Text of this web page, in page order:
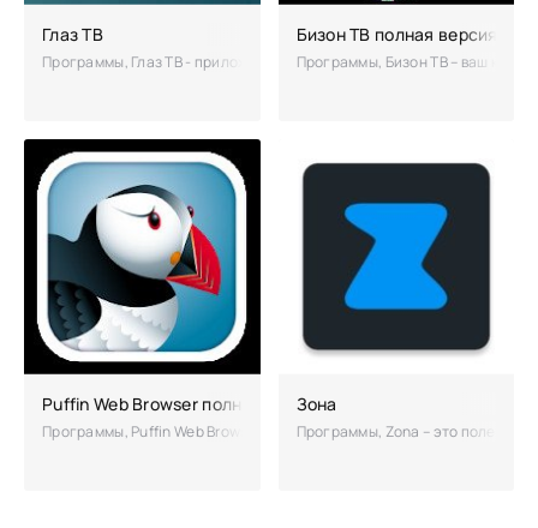
Глаз ТВ
Программы, Глаз ТВ - приложение, с помощью которого любой
Бизон ТВ полная версия
Программы, Бизон ТВ – ваш
Puffin Web Browser полная версия
Программы, Puffin Web Browser – это возможность в любой момент
Зона
Программы, Zona – это полезная